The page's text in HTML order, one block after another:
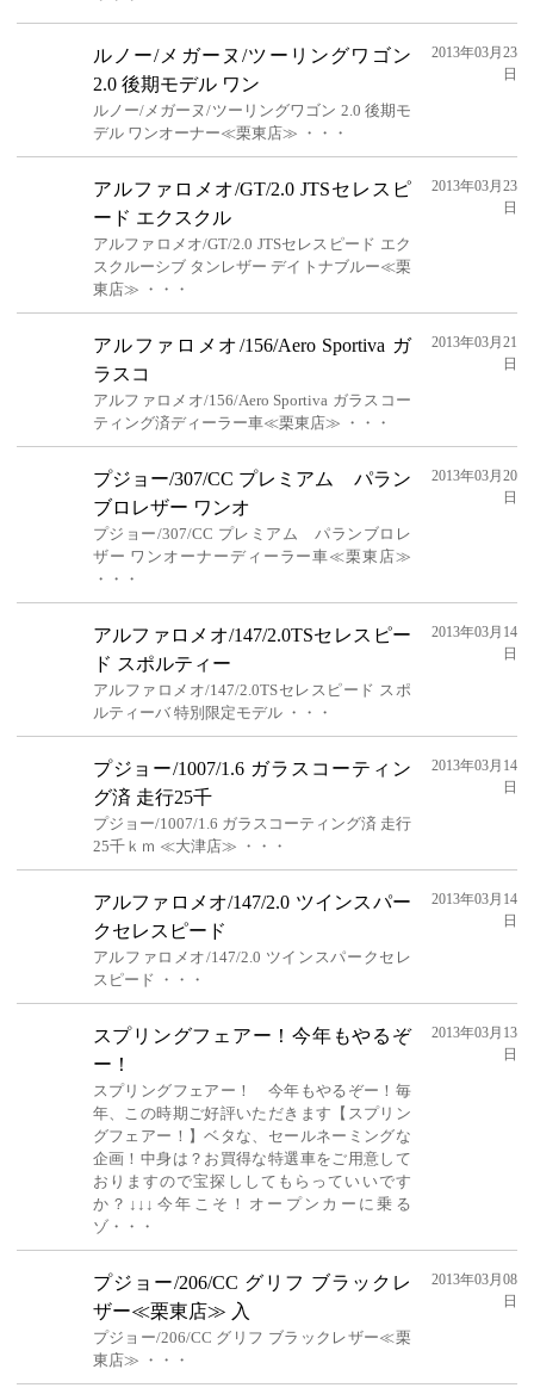
ルノー/メガーヌ/ツーリングワゴン
2.0 後期モデル ワン
ルノー/メガーヌ/ツーリングワゴン 2.0 後期モ
デル ワンオーナー≪栗東店≫ ・・・
2013年03月23
日
アルファロメオ/GT/2.0 JTSセレスピ
ード エクスクル
アルファロメオ/GT/2.0 JTSセレスピード エク
スクルーシブ タンレザー デイトナブルー≪栗
東店≫ ・・・
2013年03月23
日
アルファロメオ/156/Aero Sportiva ガ
ラスコ
アルファロメオ/156/Aero Sportiva ガラスコー
ティング済ディーラー車≪栗東店≫ ・・・
2013年03月21
日
プジョー/307/CC プレミアム パラン
ブロレザー ワンオ
プジョー/307/CC プレミアム パランブロレ
ザー ワンオーナーディーラー車≪栗東店≫
・・・
2013年03月20
日
アルファロメオ/147/2.0TSセレスピー
ド スポルティー
アルファロメオ/147/2.0TSセレスピード スポ
ルティーバ 特別限定モデル ・・・
2013年03月14
日
プジョー/1007/1.6 ガラスコーティン
グ済 走行25千
プジョー/1007/1.6 ガラスコーティング済 走行
25千ｋｍ ≪大津店≫ ・・・
2013年03月14
日
アルファロメオ/147/2.0 ツインスパー
クセレスピード
アルファロメオ/147/2.0 ツインスパークセレ
スピード ・・・
2013年03月14
日
スプリングフェアー！今年もやるぞ
ー！
スプリングフェアー！ 今年もやるぞー！毎
年、この時期ご好評いただきます【スプリン
グフェアー！】ベタな、セールネーミングな
企画！中身は？お買得な特選車をご用意して
おりますので宝探ししてもらっていいです
か？↓↓↓今年こそ！オープンカーに乗る
ゾ・・・
2013年03月13
日
プジョー/206/CC グリフ ブラックレ
ザー≪栗東店≫ 入
プジョー/206/CC グリフ ブラックレザー≪栗
東店≫ ・・・
2013年03月08
日